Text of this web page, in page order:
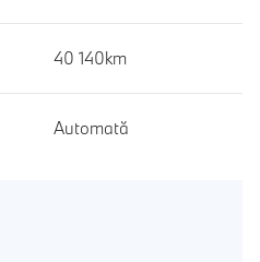
40 140km
Automată